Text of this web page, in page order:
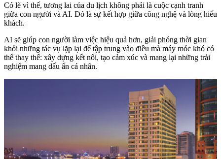
Có lẽ vì thế, tương lai của du lịch không phải là cuộc cạnh tranh
giữa con người và AI. Đó là sự kết hợp giữa công nghệ và lòng hiếu
khách.
AI sẽ giúp con người làm việc hiệu quả hơn, giải phóng thời gian
khỏi những tác vụ lặp lại để tập trung vào điều mà máy móc khó có
thể thay thế: xây dựng kết nối, tạo cảm xúc và mang lại những trải
nghiệm mang dấu ấn cá nhân.